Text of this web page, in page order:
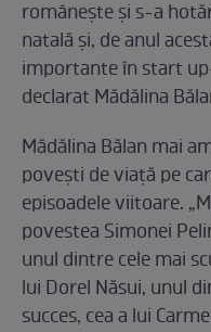
româneşte şi s-a
natală şi, de anul
importante în start
declarat Mădălina
Mădălina Bălan mai
poveşti de viaţă pe
episoadele viitoare.
povestea Simonei
unul dintre cele mai
lui Dorel Năsui, unul
succes, cea a lui